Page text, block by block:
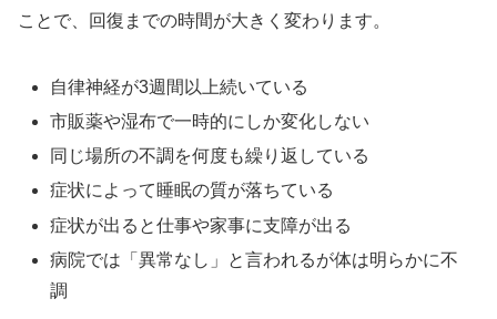
ことで、回復までの時間が大きく変わります。
自律神経が3週間以上続いている
市販薬や湿布で一時的にしか変化しない
同じ場所の不調を何度も繰り返している
症状によって睡眠の質が落ちている
症状が出ると仕事や家事に支障が出る
病院では「異常なし」と言われるが体は明らかに不
調